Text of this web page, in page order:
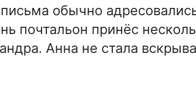
обычно
почтальон принёс
Анна не стала